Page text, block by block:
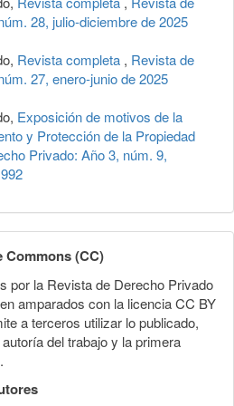
28, julio-diciembre de 2025
Revista completa , Revista de
27, enero-junio de 2025
Exposición de motivos de la
y Protección de la Propiedad
Privado: Año 3, núm. 9,
Commons (CC)
por la Revista de Derecho Privado
amparados con la licencia CC BY
a terceros utilizar lo publicado,
del trabajo y la primera